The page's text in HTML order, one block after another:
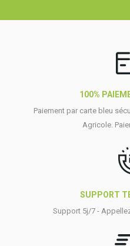
100%
Paiement par carte bleu
Agricole.
SUPPORT
Support 5j/7 -